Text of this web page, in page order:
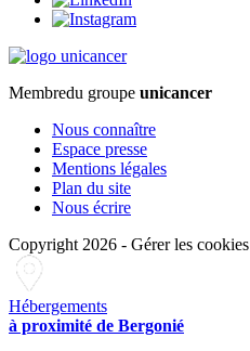
Membredu groupe unicancer
Nous connaître
Espace presse
Mentions légales
Plan du site
Nous écrire
Copyright 2026 - Gérer les cookies
Hébergements
à proximité de Bergonié